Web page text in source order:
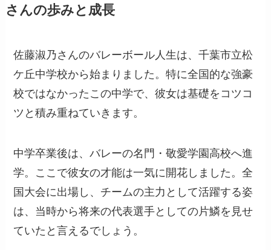
さんの歩みと成長
佐藤淑乃さんのバレーボール人生は、千葉市立松
ケ丘中学校から始まりました。特に全国的な強豪
校ではなかったこの中学で、彼女は基礎をコツコ
ツと積み重ねていきます。
中学卒業後は、バレーの名門・敬愛学園高校へ進
学。ここで彼女の才能は一気に開花しました。全
国大会に出場し、チームの主力として活躍する姿
は、当時から将来の代表選手としての片鱗を見せ
ていたと言えるでしょう。